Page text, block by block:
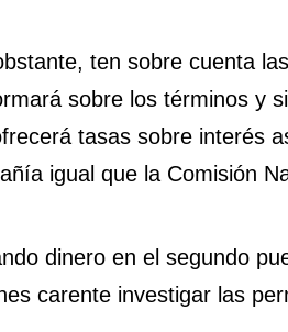
ten sobre cuenta
sobre los términos y
tasas sobre interés
igual que la Comisión
dinero en el segundo
carente investigar las